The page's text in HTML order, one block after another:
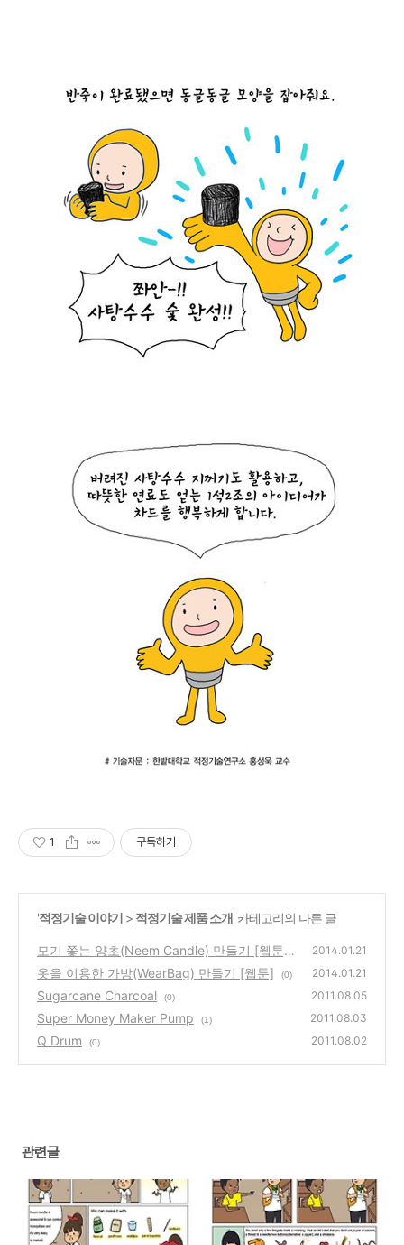
1 구독하기
'적정기술 이야기 > 적정기술 제품 소개' 카테고리의 다른 글
모기 쫓는 양초(Neem Candle) 만들기 [웹툰]
(0)
2014.01.21
옷을 이용한 가방(WearBag) 만들기 [웹툰] (0) 2014.01.21
Sugarcane Charcoal (0) 2011.08.05
Super Money Maker Pump (1) 2011.08.03
Q Drum (0) 2011.08.02
관련글